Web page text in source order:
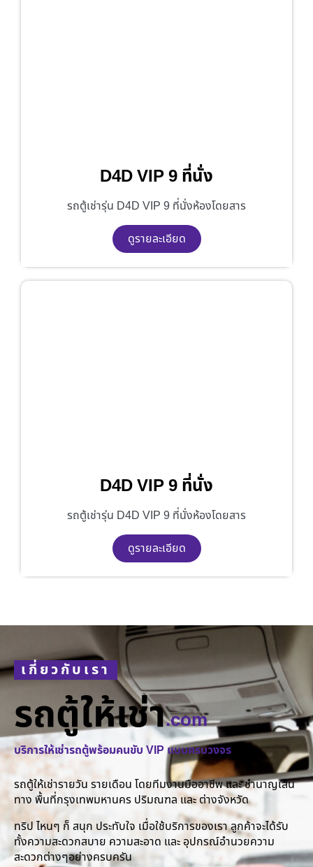
D4D VIP 9 ที่นั่ง
รถตู้เช่ารุ่น D4D VIP 9 ที่นั่งห้องโดยสาร
ดูรายละเอียด
D4D VIP 9 ที่นั่ง
รถตู้เช่ารุ่น D4D VIP 9 ที่นั่งห้องโดยสาร
ดูรายละเอียด
เกี่ยวกับเรา
รถตู้ให้เช่า.com
บริการให้เช่ารถตู้พร้อมคนขับ VIP แบบครบวงจร
รถตู้ให้เช่ารายวัน รายเดือน โดยทีมงานมืออาชีพ และ ชำนาญเส้น
ทาง พื้นที่กรุงเทพมหานคร ปริมณฑล และ ต่างจังหวัด
ทริป ไหนๆ ก็ สนุก ประทับใจ เมื่อใช้บริการของเรา ลูกค้าจะได้รับ
ทั้งความสะดวกสบาย ความสะอาด และ อุปกรณ์อำนวยความ
สะดวกต่างๆอย่างครบครัน